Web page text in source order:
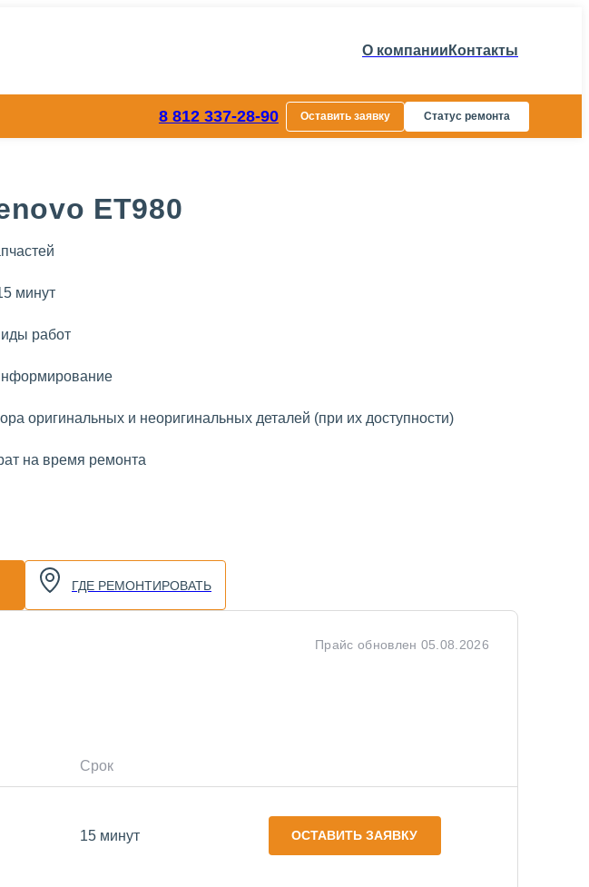
О компании Контакты
8 812 337-28-90 Оставить заявку Статус ремонта
ET980
минут
работ
оригинальных и неоригинальных деталей (при их доступности)
на время ремонта
ГДЕ РЕМОНТИРОВАТЬ
Прайс обновлен 05.08.2026
Срок
15 минут ОСТАВИТЬ ЗАЯВКУ